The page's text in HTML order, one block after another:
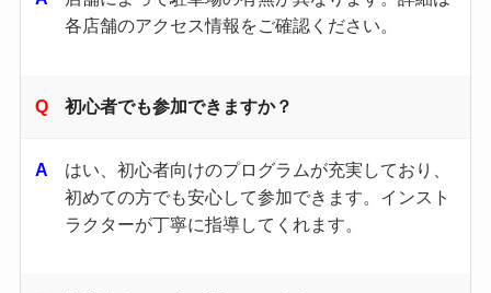
各店舗のアクセス情報をご確認ください。​
初心者でも参加できますか？
はい、初心者向けのプログラムが充実しており、
初めての方でも安心して参加できます。​インスト
ラクターが丁寧に指導してくれます。​